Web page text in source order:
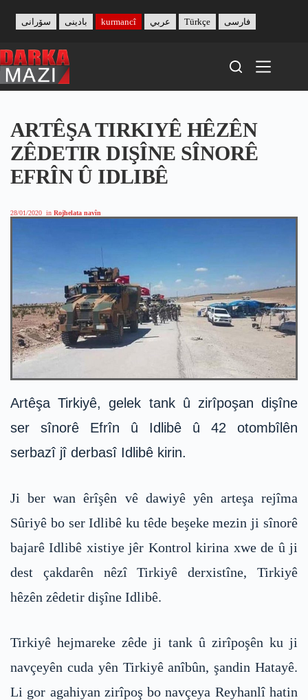
content
بادینی سۆرانی kurmancî عربي Türkçe فارسی
ARTÊŞA TIRKIYÊ HÊZÊN
ZÊDETIR DIŞÎNE SÎNORÊ
EFRÎN Û IDLIBÊ
28/01/2020 in Rojhelata navîn
Artêşa Tirkiyê, gelek tank û zirîpoşan dişîne
ser sînorê Efrîn û Idlibê û 42 otombîlên
serbazî jî derbasî Idlibê kirin.
Ji ber wan êrîşên vê dawiyê yên arteşa rejîma
Sûriyê bo ser Idlibê ku têde beşeke mezin ji sînorê
bajarê Idlibê xistiye jêr Kontrol kirina xwe de û ji
dest çakdarên nêzî Tirkiyê derxistîne, Tirkiyê
hêzên zêdetir dişîne Idlibê.
Tirkiyê hejmareke zêde ji tank û zirîpoşên ku ji
navçeyên cuda yên Tirkiyê anîbûn, şandin Hatayê.
Li gor agahiyan zirîpoş bo navçeya Reyhanlî hatin